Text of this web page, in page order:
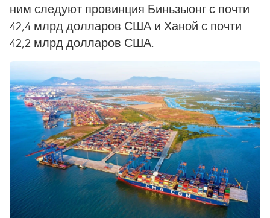
ним следуют провинция Биньзыонг с почти
42,4 млрд долларов США и Ханой с почти
42,2 млрд долларов США.